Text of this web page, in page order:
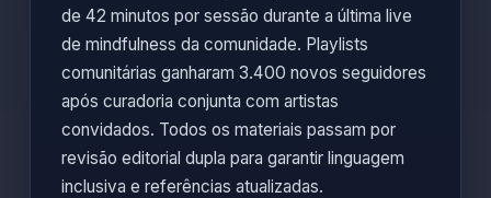
de 42 minutos por sessão durante a última live
de mindfulness da comunidade. Playlists
comunitárias ganharam 3.400 novos seguidores
após curadoria conjunta com artistas
convidados. Todos os materiais passam por
revisão editorial dupla para garantir linguagem
inclusiva e referências atualizadas.